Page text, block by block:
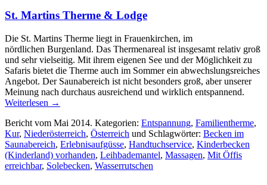
St. Martins Therme & Lodge
Die St. Martins Therme liegt in Frauenkirchen, im
nördlichen Burgenland. Das Thermenareal ist insgesamt relativ groß
und sehr vielseitig. Mit ihrem eigenen See und der Möglichkeit zu
Safaris bietet die Therme auch im Sommer ein abwechslungsreiches
Angebot. Der Saunabereich ist nicht besonders groß, aber unserer
Meinung nach durchaus ausreichend und wirklich entspannend.
Weiterlesen →
Bericht vom Mai 2014. Kategorien: Entspannung, Familientherme,
Kur, Niederösterreich, Österreich und Schlagwörter: Becken im
Saunabereich, Erlebnisaufgüsse, Handtuchservice, Kinderbecken
(Kinderland) vorhanden, Leihbademantel, Massagen, Mit Öffis
erreichbar, Solebecken, Wasserrutschen